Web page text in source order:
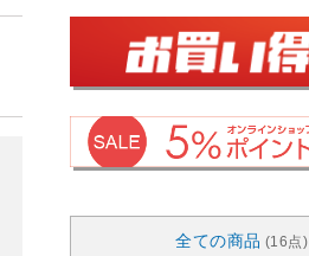
全ての商品 (16点)